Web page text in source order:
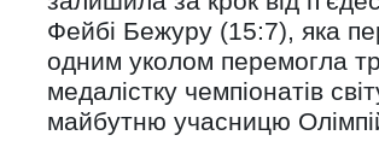
Фейбі Бежуру (15:7), яка
одним уколом перемогла
медалістку чемпіонатів
майбутню учасницю